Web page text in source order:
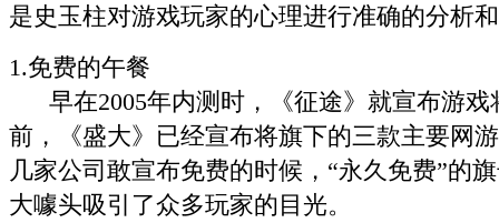
是史玉柱对游戏玩家的心理进行准确的分析
1.免费的午餐
早在2005年内测时，《征途》就宣布游戏
前，《盛大》已经宣布将旗下的三款主要网
几家公司敢宣布免费的时候，“永久免费”的
大噱头吸引了众多玩家的目光。